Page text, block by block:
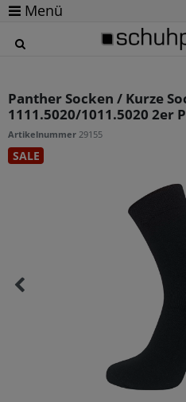
Menü
Panther Socken / Kurze
1111.5020/1011.5020 2er
Artikelnummer 29155
SALE